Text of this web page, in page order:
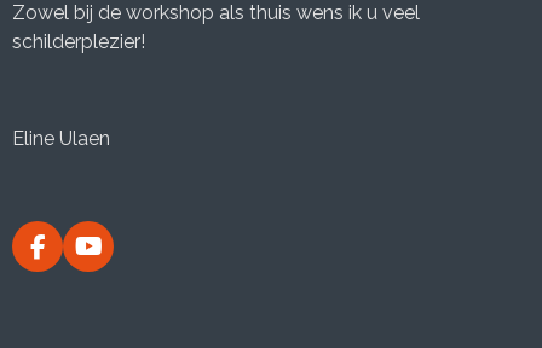
Zowel bij de workshop als thuis wens ik u veel
schilderplezier!
Eline Ulaen
F
a
Y
o